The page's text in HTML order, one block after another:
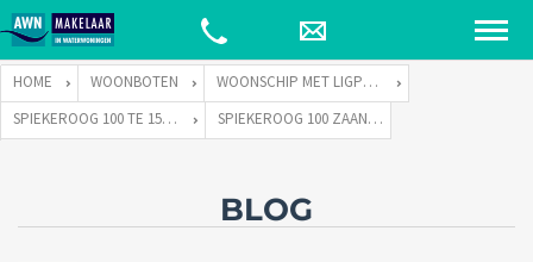
HOME WOONBOTEN
WOONSCHIP MET LIGPLAATS
SPIEKEROOG 100 TE 1506 EX ZAANDAM
SPIEKEROOG 100 ZAANDAM-29
BLOG